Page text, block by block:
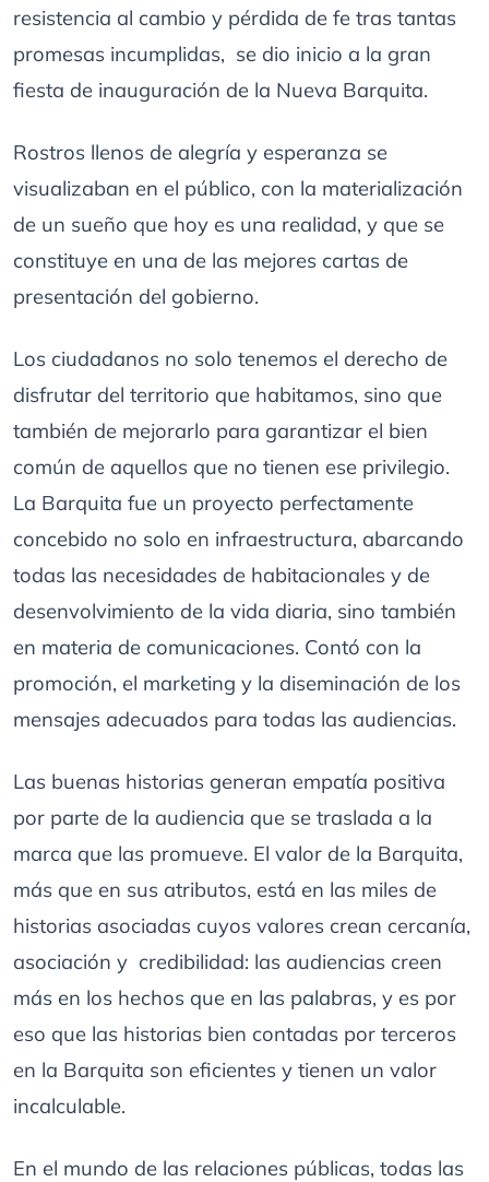
resistencia al cambio y pérdida de fe tras tantas
promesas incumplidas, se dio inicio a la gran
fiesta de inauguración de la Nueva Barquita.
Rostros llenos de alegría y esperanza se
visualizaban en el público, con la materialización
de un sueño que hoy es una realidad, y que se
constituye en una de las mejores cartas de
presentación del gobierno.
Los ciudadanos no solo tenemos el derecho de
disfrutar del territorio que habitamos, sino que
también de mejorarlo para garantizar el bien
común de aquellos que no tienen ese privilegio.
La Barquita fue un proyecto perfectamente
concebido no solo en infraestructura, abarcando
todas las necesidades de habitacionales y de
desenvolvimiento de la vida diaria, sino también
en materia de comunicaciones. Contó con la
promoción, el marketing y la diseminación de los
mensajes adecuados para todas las audiencias.
Las buenas historias generan empatía positiva
por parte de la audiencia que se traslada a la
marca que las promueve. El valor de la Barquita,
más que en sus atributos, está en las miles de
historias asociadas cuyos valores crean cercanía,
asociación y credibilidad: las audiencias creen
más en los hechos que en las palabras, y es por
eso que las historias bien contadas por terceros
en la Barquita son eficientes y tienen un valor
incalculable.
En el mundo de las relaciones públicas, todas las